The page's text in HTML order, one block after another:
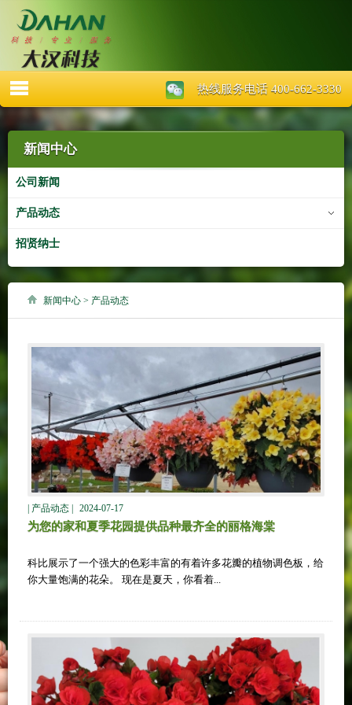
台灣大益農科
热线服务电话 400-662-3330
新闻中心
公司新闻
产品动态
招贤纳士
新闻中心 > 产品动态
| 产品动态 | 2024-07-17
为您的家和夏季花园提供品种最齐全的丽格海棠
科比展示了一个强大的色彩丰富的有着许多花瓣的植物调色板，给
你大量饱满的花朵。 现在是夏天，你看着...